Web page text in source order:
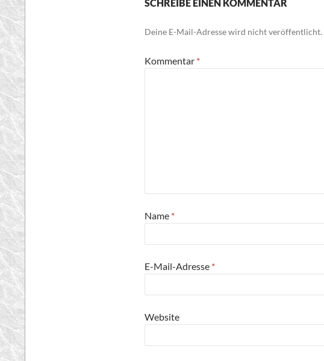
SCHREIBE EINEN KOMMENTAR
Deine E-Mail-Adresse wird nicht veröffentlicht.
Kommentar *
Name *
E-Mail-Adresse *
Website